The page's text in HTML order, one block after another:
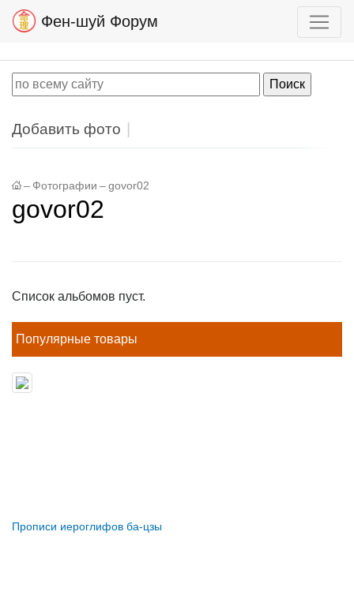
Фен-шуй Форум
Добавить фото
– Фотографии – govor02
govor02
Список альбомов пуст.
Популярные товары
Прописи иероглифов ба-цзы